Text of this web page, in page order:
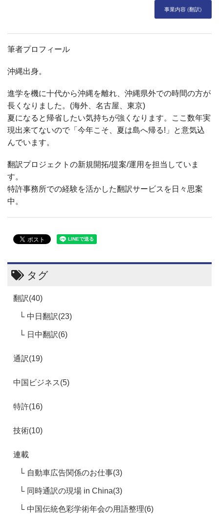
事業内容 (翻訳)
筆者プロフィール
沖縄出身。
進学を機に十代から沖縄を離れ、沖縄県外での時間の方が
長くなりました。(海外、名古屋、東京)
夏になると帰省したい気持ちが強くなります。ここ数年実
現出来てないので「今年こそ、夏は島へ帰る!」と意気込
んでいます。
翻訳プロジェクトの新規開拓/提案/運用を担当していま
す。
特許事務所での経験を活かした翻訳サービスを日々思案
中。
タグ
翻訳(40)
中日翻訳(23)
日中翻訳(6)
通訳(19)
中国ビジネス(5)
特許(16)
技術(10)
連載
自動車広告関係のお仕事(3)
同時通訳の現場 in China(3)
中国伝統色彩学術年会の用語整理(6)